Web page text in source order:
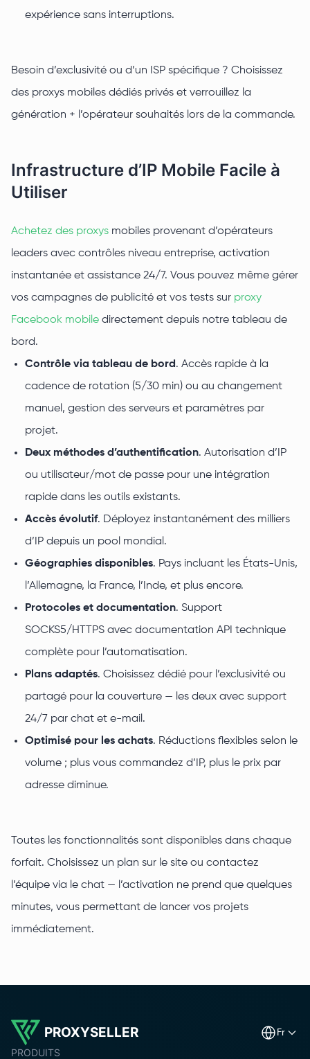
expérience sans interruptions.
Besoin d’exclusivité ou d’un ISP spécifique ? Choisissez
des proxys mobiles dédiés privés et verrouillez la
génération + l’opérateur souhaités lors de la commande.
Infrastructure d’IP Mobile Facile à
Utiliser
Achetez des proxys mobiles provenant d’opérateurs
leaders avec contrôles niveau entreprise, activation
instantanée et assistance 24/7. Vous pouvez même gérer
vos campagnes de publicité et vos tests sur proxy
Facebook mobile directement depuis notre tableau de
bord.
Contrôle via tableau de bord . Accès rapide à la
cadence de rotation (5/30 min) ou au changement
manuel, gestion des serveurs et paramètres par
projet.
Deux méthodes d’authentification. Autorisation d’IP
ou utilisateur/mot de passe pour une intégration
rapide dans les outils existants.
Accès évolutif. Déployez instantanément des milliers
d’IP depuis un pool mondial.
Géographies disponibles. Pays incluant les États-Unis,
l’Allemagne, la France, l’Inde, et plus encore.
Protocoles et documentation. Support
SOCKS5/HTTPS avec documentation API technique
complète pour l’automatisation.
Plans adaptés. Choisissez dédié pour l’exclusivité ou
partagé pour la couverture — les deux avec support
24/7 par chat et e-mail.
Optimisé pour les achats. Réductions flexibles selon le
volume ; plus vous commandez d’IP, plus le prix par
adresse diminue.
Toutes les fonctionnalités sont disponibles dans chaque
forfait. Choisissez un plan sur le site ou contactez
l’équipe via le chat — l’activation ne prend que quelques
minutes, vous permettant de lancer vos projets
immédiatement.
PROXYSELLER fr
PRODUITS